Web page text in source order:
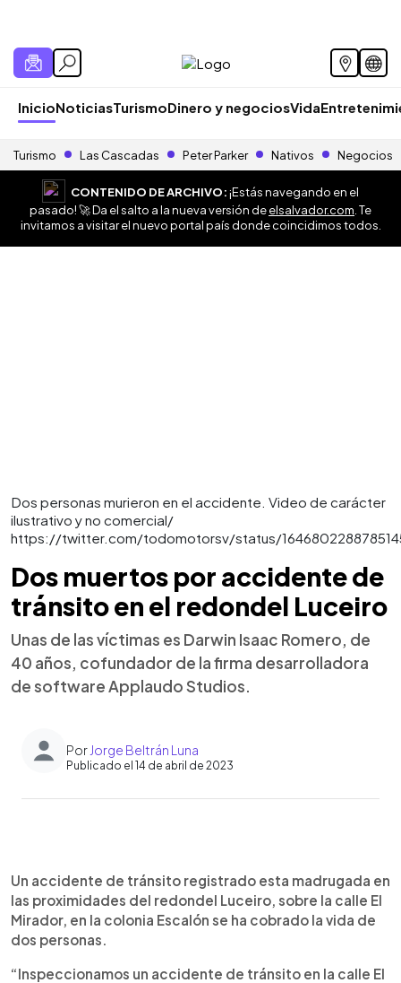
InicioNoticiasTurismoDinero y negociosVida
Turismo Las Cascadas Peter Parker Nativos Negocios
CONTENIDO DE ARCHIVO:¡Estás navegando en el
pasado! 🚀 Da el salto a la nueva versión deelsalvador.com . Te
invitamos a visitar el nuevo portal país donde coincidimos todos.
Dos personas murieron en el accidente. Video de carácter
ilustrativo y no comercial/
https://twitter.com/todomotorsv/status/
Dos muertos por accidente de
tránsito en el redondel Luceiro
Unas de las víctimas es Darwin Isaac Romero, de
40 años, cofundador de la firma desarrolladora
de software Applaudo Studios.
Por Jorge Beltrán Luna
Publicado el 14 de abril de 2023
► Escuchar artículo
Un accidente de tránsito registrado esta madrugada en
las proximidades del redondel Luceiro, sobre la calle El
Mirador, en la colonia Escalón se ha cobrado la vida de
dos personas.
“Inspeccionamos un accidente de tránsito en la calle El